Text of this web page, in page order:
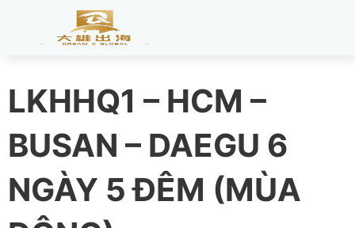
LKHHQ1 – HCM –
BUSAN – DAEGU 6
NGÀY 5 ĐÊM (MÙA